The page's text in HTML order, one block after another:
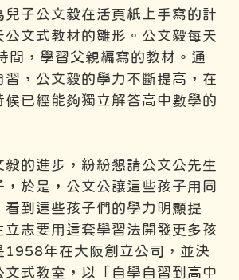
兒子公文毅在活頁紙上手寫的計
公文式教材的雛形。公文毅每天
間，學習父親編寫的教材。通
習，公文毅的學力不斷提高，在
候已經能夠獨立解答高中數學的
毅的進步，紛紛懇請公文公先生
，於是，公文公讓這些孩子用同
看到這些孩子們的學力明顯提
立志要用這套學習法開發更多孩
1958年在大阪創立公司，並決
文式教室，以「自學自習到高中